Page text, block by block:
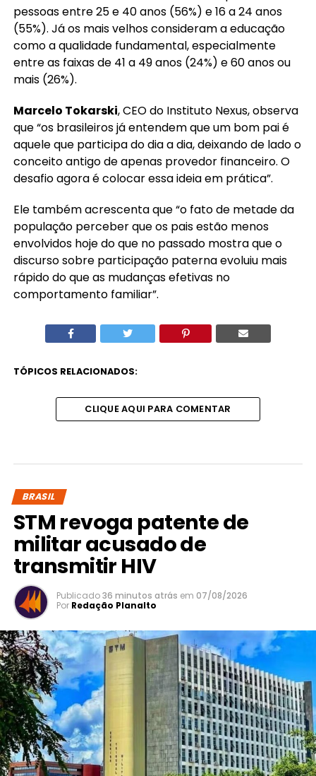
pessoas entre 25 e 40 anos (56%) e 16 a 24 anos
(55%). Já os mais velhos consideram a educação
como a qualidade fundamental, especialmente
entre as faixas de 41 a 49 anos (24%) e 60 anos ou
mais (26%).
Marcelo Tokarski, CEO do Instituto Nexus, observa
que “os brasileiros já entendem que um bom pai é
aquele que participa do dia a dia, deixando de lado o
conceito antigo de apenas provedor financeiro. O
desafio agora é colocar essa ideia em prática”.
Ele também acrescenta que “o fato de metade da
população perceber que os pais estão menos
envolvidos hoje do que no passado mostra que o
discurso sobre participação paterna evoluiu mais
rápido do que as mudanças efetivas no
comportamento familiar”.
TÓPICOS RELACIONADOS:
CLIQUE AQUI PARA COMENTAR
BRASIL
STM revoga patente de
militar acusado de
transmitir HIV
Publicado36 minutos atrás em 07/08/2026
Por Redação Planalto